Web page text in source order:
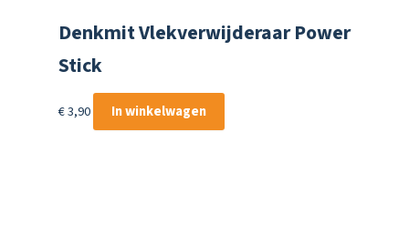
Denkmit Vlekverwijderaar Power
Stick
€3,90 In winkelwagen